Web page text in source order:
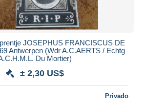
JOSEPHUS FRANCISCUS DE
Antwerpen (Wdr A.C.AERTS / Echtg
Du Mortier)
± 2,30 US$
Privado